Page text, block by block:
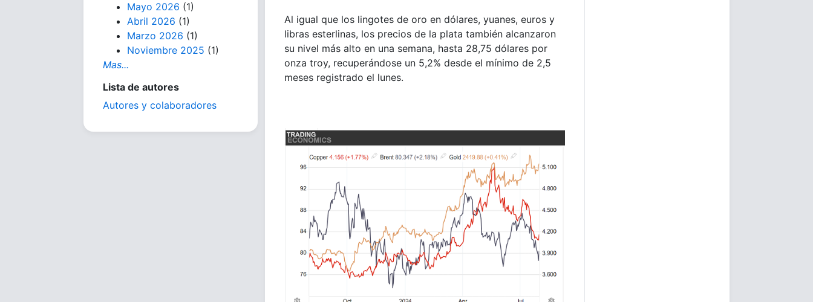
Mayo 2026 (1)
Abril 2026 (1)
Marzo 2026 (1)
Noviembre 2025 (1)
Mas...
Lista de autores
Autores y colaboradores
Al igual que los lingotes de oro en dólares, yuanes, euros y
libras esterlinas, los precios de la plata también alcanzaron
su nivel más alto en una semana, hasta 28,75 dólares por
onza troy, recuperándose un 5,2% desde el mínimo de 2,5
meses registrado el lunes.